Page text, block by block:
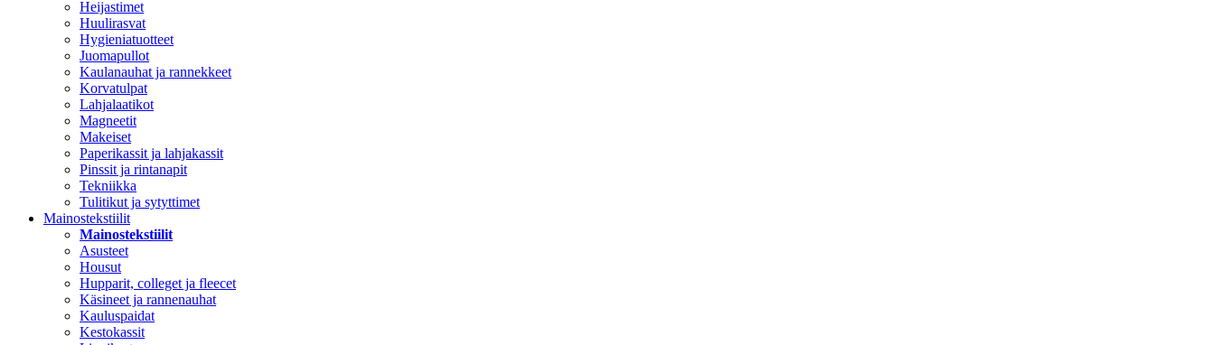
Heijastimet
Huulirasvat
Hygieniatuotteet
Juomapullot
Kaulanauhat ja rannekkeet
Korvatulpat
Lahjalaatikot
Magneetit
Makeiset
Paperikassit ja lahjakassit
Pinssit ja rintanapit
Tekniikka
Tulitikut ja sytyttimet
Mainostekstiilit
Mainostekstiilit
Asusteet
Housut
Hupparit, colleget ja fleecet
Käsineet ja rannenauhat
Kauluspaidat
Kestokassit